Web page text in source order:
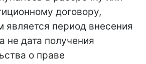
договору,
является период внесения
не дата получения
о праве